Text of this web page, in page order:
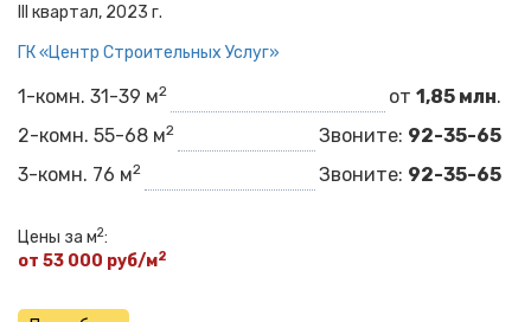
III квартал, 2023 г.
ГК «Центр Строительных Услуг»
1-комн. 31-39 м2 от 1,85 млн.
2-комн. 55-68 м2 Звоните: 92-35-65
3-комн. 76 м2 Звоните: 92-35-65
Цены за м2:
от 53 000 руб/м2